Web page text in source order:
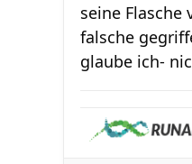
seine Flasche
falsche
glaube ich-